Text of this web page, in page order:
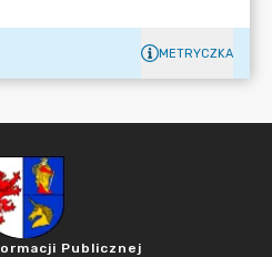
METRYCZKA
Publicznej